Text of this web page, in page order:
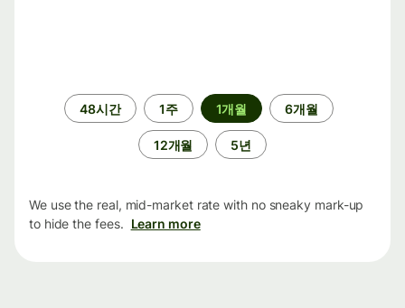
48시간 1주 1개월 6개월
12개월 5년
We use the real, mid-market rate with no sneaky mark-up
to hide the fees. Learn more